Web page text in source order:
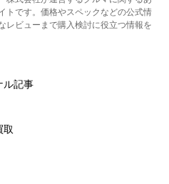
トです。価格やスペックなどの公式情
レビューまで購入検討に役立つ情報を
ル記事
取